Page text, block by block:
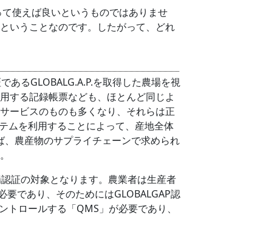
使えば良いというものではありませ
いうことなのです。したがって、どれ
あるGLOBALG.A.P.を取得した農場を視
する記録帳票なども、ほとんど同じよ
ービスのものも多くなり、それらは正
ムを利用することによって、産地全体
農産物のサプライチェーンで求められ
証の対象となります。農業者は生産者
要であり、そのためにはGLOBALGAP認
ロールする「QMS」が必要であり、